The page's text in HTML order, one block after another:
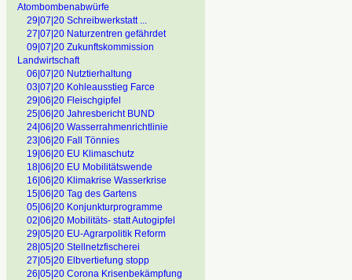
Atombombenabwürfe
29|07|20 Schreibwerkstatt ...
27|07|20 Naturzentren gefährdet
09|07|20 Zukunftskommission
Landwirtschaft
06|07|20 Nutztierhaltung
03|07|20 Kohleausstieg Farce
29|06|20 Fleischgipfel
25|06|20 Jahresbericht BUND
24|06|20 Wasserrahmenrichtlinie
23|06|20 Fall Tönnies
19|06|20 EU Klimaschutz
18|06|20 EU Mobilitätswende
16|06|20 Klimakrise Wasserkrise
15|06|20 Tag des Gartens
05|06|20 Konjunkturprogramme
02|06|20 Mobilitäts- statt Autogipfel
29|05|20 EU-Agrarpolitik Reform
28|05|20 Stellnetzfischerei
27|05|20 Elbvertiefung stopp
26|05|20 Corona Krisenbekämpfung